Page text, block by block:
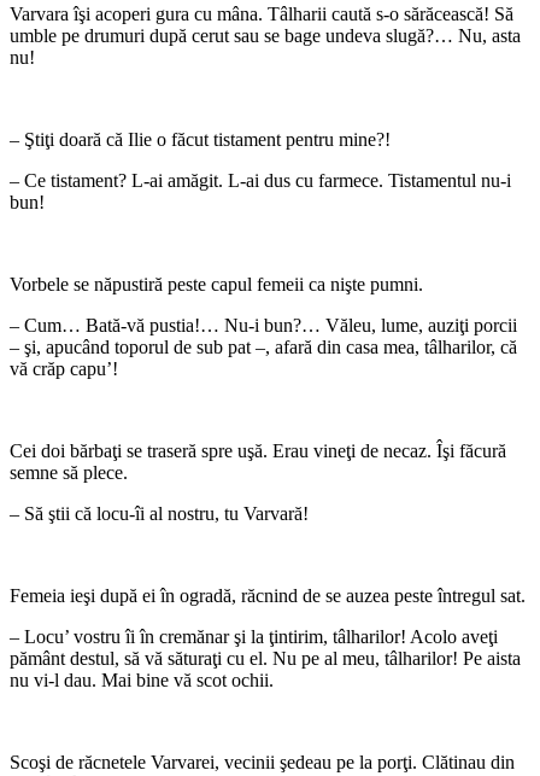
Varvara îşi acoperi gura cu mâna. Tâlharii caută s-o sărăcească! Să
umble pe drumuri după cerut sau se bage undeva slugă?… Nu, asta
nu!
– Ştiţi doară că Ilie o făcut tistament pentru mine?!
– Ce tistament? L-ai amăgit. L-ai dus cu farmece. Tistamentul nu-i
bun!
Vorbele se năpustiră peste capul femeii ca nişte pumni.
– Cum… Bată-vă pustia!… Nu-i bun?… Văleu, lume, auziţi porcii
– şi, apucând toporul de sub pat –, afară din casa mea, tâlharilor, că
vă crăp capu’!
Cei doi bărbaţi se traseră spre uşă. Erau vineţi de necaz. Îşi făcură
semne să plece.
– Să ştii că locu-îi al nostru, tu Varvară!
Femeia ieşi după ei în ogradă, răcnind de se auzea peste întregul sat.
– Locu’ vostru îi în cremănar şi la ţintirim, tâlharilor! Acolo aveţi
pământ destul, să vă săturaţi cu el. Nu pe al meu, tâlharilor! Pe aista
nu vi-l dau. Mai bine vă scot ochii.
Scoşi de răcnetele Varvarei, vecinii şedeau pe la porţi. Clătinau din